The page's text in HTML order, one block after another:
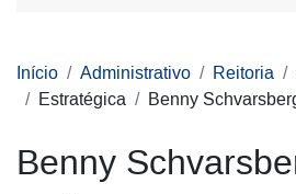
Início Administrativo Reitoria
Estratégica
Benny
Benny